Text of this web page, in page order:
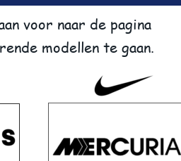
voor naar de pagina
modellen te gaan.